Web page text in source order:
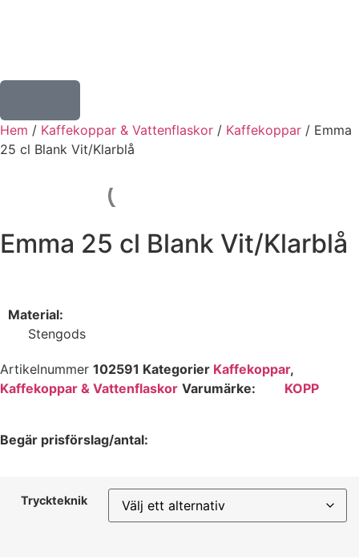
Hem / Kaffekoppar & Vattenflaskor / Kaffekoppar / Emma
25 cl Blank Vit/Klarblå
Emma 25 cl Blank Vit/Klarblå
Material:
Stengods
Artikelnummer 102591 Kategorier Kaffekoppar,
Kaffekoppar & Vattenflaskor Varumärke: KOPP
Begär prisförslag/antal:
Tryckteknik